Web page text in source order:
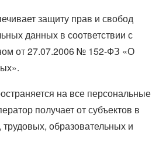
защиту прав и свобод
данных в соответствии с
от 27.07.2006 № 152-ФЗ «О
на все персональные
получает от субъектов в
образовательных и